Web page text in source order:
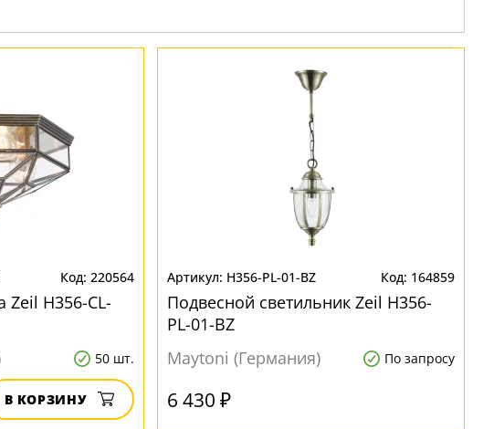
220564
Zeil H356-CL-
50 шт.
В КОРЗИНУ
H356-PL-01-BZ 164859
Подвесной светильник Zeil H356-
PL-01-BZ
Maytoni (Германия)
По запросу
6 430 ₽